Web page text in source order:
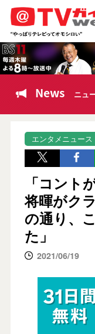
News ニュ
エンタメニュース
「コント
将暉がク
の通り、
た」
2021/06/19